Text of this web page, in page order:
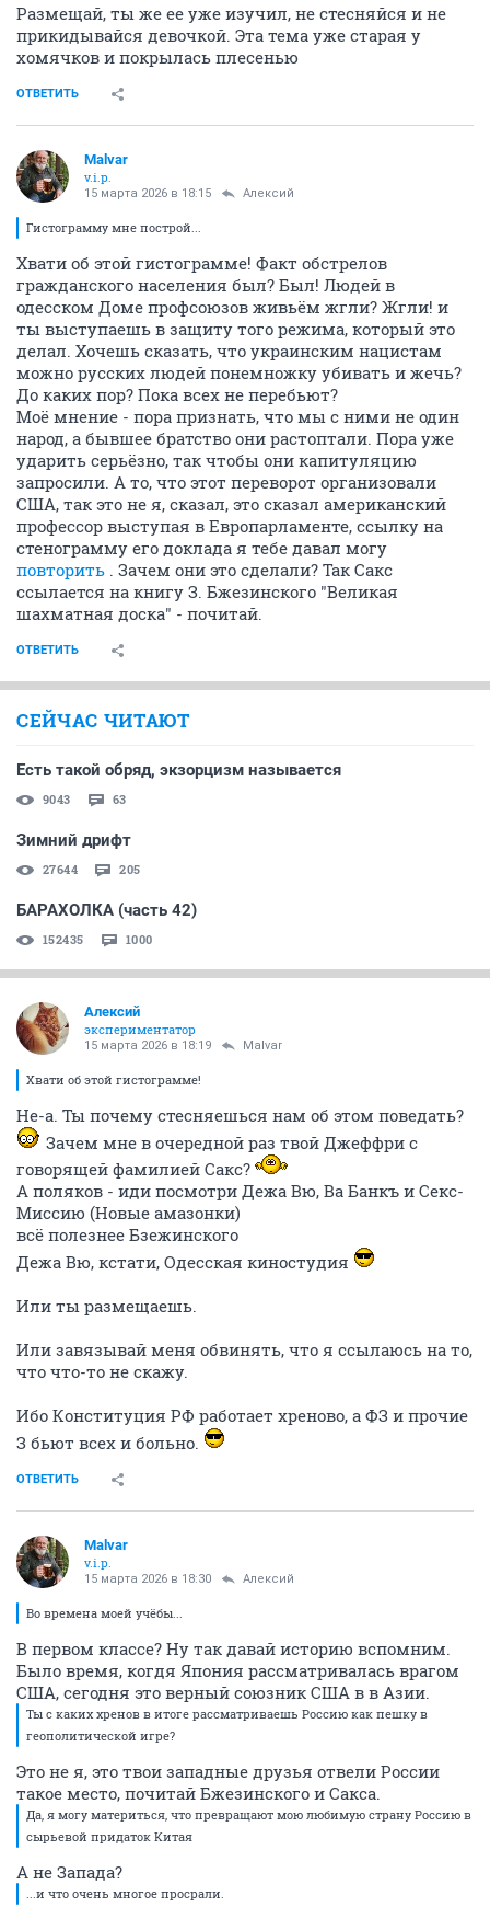
Размещай, ты же ее уже изучил, не стесняйся и не
прикидывайся девочкой. Эта тема уже старая у
хомячков и покрылась плесенью
ОТВЕТИТЬ
Malvar
v.i.p.
15 марта 2026 в 18:15 Алексий
Гистограмму мне построй...
Хвати об этой гистограмме! Факт обстрелов
гражданского населения был? Был! Людей в
одесском Доме профсоюзов живьём жгли? Жгли! и
ты выступаешь в защиту того режима, который это
делал. Хочешь сказать, что украинским нацистам
можно русских людей понемножку убивать и жечь?
До каких пор? Пока всех не перебьют?
Моё мнение - пора признать, что мы с ними не один
народ, а бывшее братство они растоптали. Пора уже
ударить серьёзно, так чтобы они капитуляцию
запросили. А то, что этот переворот организовали
США, так это не я, сказал, это сказал американский
профессор выступая в Европарламенте, ссылку на
стенограмму его доклада я тебе давал могу
повторить . Зачем они это сделали? Так Сакс
ссылается на книгу З. Бжезинского "Великая
шахматная доска" - почитай.
ОТВЕТИТЬ
СЕЙЧАС ЧИТАЮТ
Есть такой обряд, экзорцизм называется
9043 63
Зимний дрифт
27644 205
БАРАХОЛКА (часть 42)
152435 1000
Алексий
экспериментатор
15 марта 2026 в 18:19 Malvar
Хвати об этой гистограмме!
Не-а. Ты почему стесняешься нам об этом поведать?
Зачем мне в очередной раз твой Джеффри с
говорящей фамилией Сакс?
А поляков - иди посмотри Дежа Вю, Ва Банкъ и Секс-
Миссию (Новые амазонки)
всё полезнее Бзежинского
Дежа Вю, кстати, Одесская киностудия
Или ты размещаешь.
Или завязывай меня обвинять, что я ссылаюсь на то,
что что-то не скажу.
Ибо Конституция РФ работает хреново, а ФЗ и прочие
З бьют всех и больно.
ОТВЕТИТЬ
Malvar
v.i.p.
15 марта 2026 в 18:30 Алексий
Во времена моей учёбы...
В первом классе? Ну так давай историю вспомним.
Было время, когдя Япония рассматривалась врагом
США, сегодня это верный союзник США в в Азии.
Ты с каких хренов в итоге рассматриваешь Россию как пешку в
геополитической игре?
Это не я, это твои западные друзья отвели России
такое место, почитай Бжезинского и Сакса.
Да, я могу материться, что превращают мою любимую страну Россию в
сырьевой придаток Китая
А не Запада?
...и что очень многое просрали.